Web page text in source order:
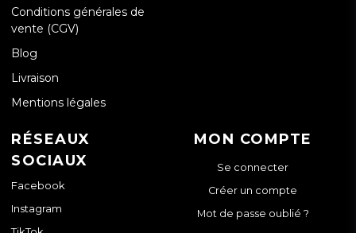
Conditions générales de
vente (CGV)
Blog
Livraison
Mentions légales
RÉSEAUX
SOCIAUX
Facebook
Instagram
MON COMPTE
Se connecter
Créer un compte
Mot de passe oublié ?